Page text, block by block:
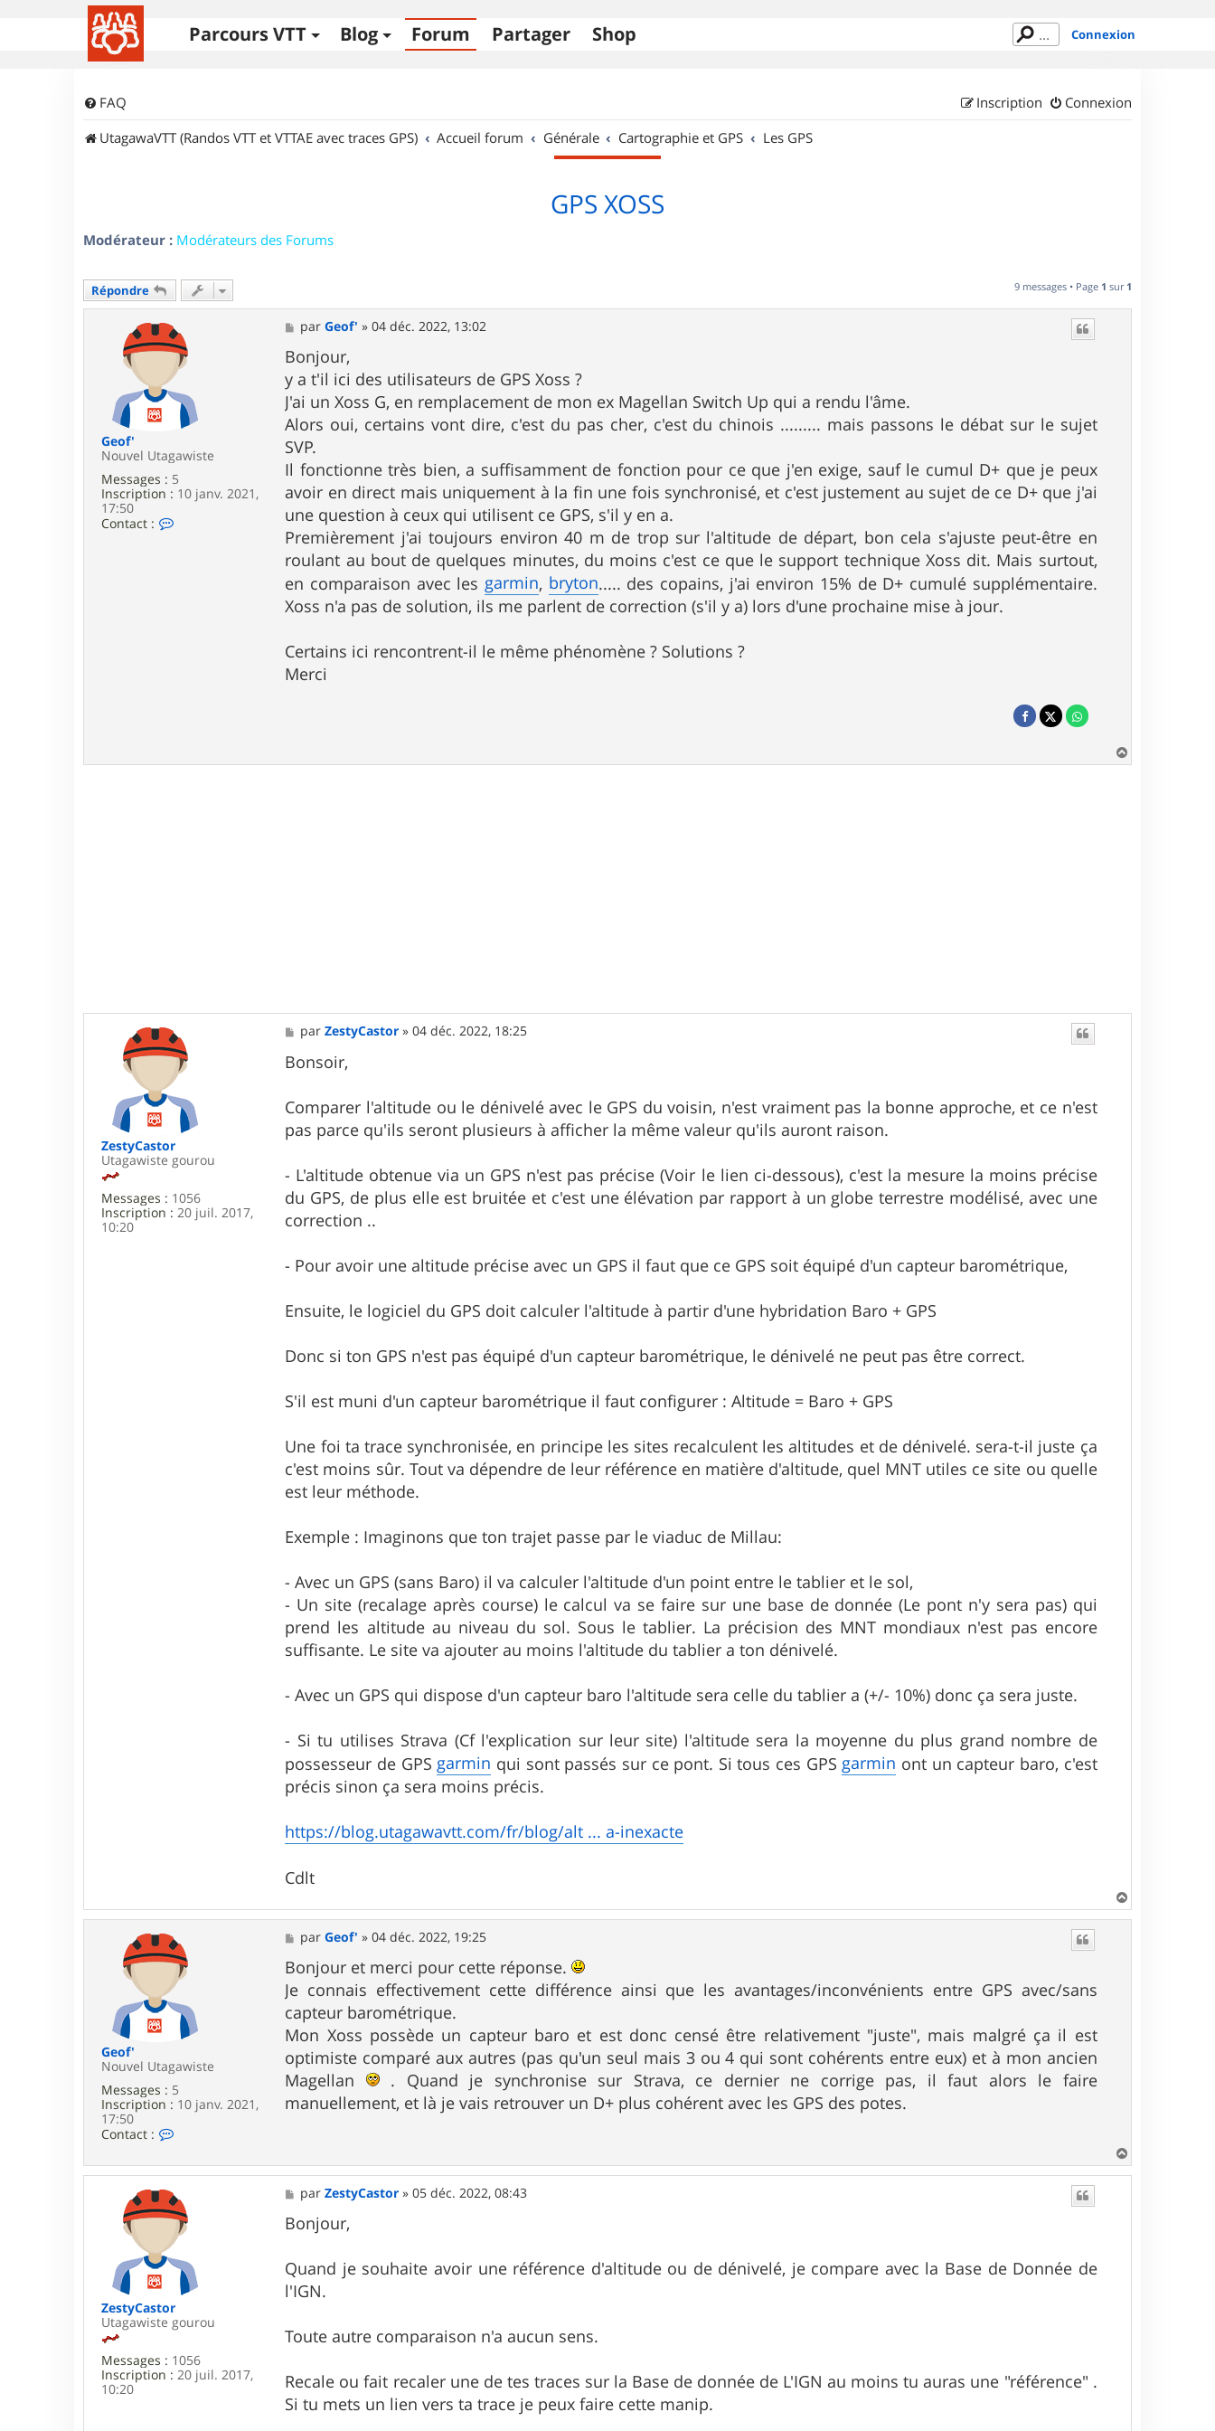
Parcours VTT Blog Forum Partager Shop Connexion
FAQ Connexion
Inscription
UtagawaVTT (Randos VTT et VTTAE avec traces GPS)
Accueil forum Générale Cartographie et GPS Les GPS
GPS XOSS
Modérateur : Modérateurs des Forums
Répondre 9 messages • Page 1 sur 1
Geof'
Nouvel Utagawiste
Messages : 5
Inscription : 10 janv. 2021,
17:50
Contact :
M
e
s
s
a
g
e
parGeof' »04 déc. 2022, 13:02
Bonjour,
y a t'il ici des utilisateurs de GPS Xoss ?
J'ai un Xoss G, en remplacement de mon ex Magellan Switch Up qui a rendu l'âme.
Alors oui, certains vont dire, c'est du pas cher, c'est du chinois ......... mais passons le débat sur le sujet
SVP.
Il fonctionne très bien, a suffisamment de fonction pour ce que j'en exige, sauf le cumul D+ que je peux
avoir en direct mais uniquement à la fin une fois synchronisé, et c'est justement au sujet de ce D+ que j'ai
une question à ceux qui utilisent ce GPS, s'il y en a.
Premièrement j'ai toujours environ 40 m de trop sur l'altitude de départ, bon cela s'ajuste peut-être en
roulant au bout de quelques minutes, du moins c'est ce que le support technique Xoss dit. Mais surtout,
en comparaison avec lesgarmin, bryton..... des copains, j'ai environ 15% de D+ cumulé supplémentaire.
Xoss n'a pas de solution, ils me parlent de correction (s'il y a) lors d'une prochaine mise à jour.
Certains ici rencontrent-il le même phénomène ? Solutions ?
Merci
a
ZestyCastor
Utagawiste gourou
Messages : 1056
Inscription : 20 juil. 2017,
10:20
M
e
s
s
g
e
parZestyCastor »04 déc. 2022, 18:25
Bonsoir,
Comparer l'altitude ou le dénivelé avec le GPS du voisin, n'est vraiment pas la bonne approche, et ce n'est
pas parce qu'ils seront plusieurs à afficher la même valeur qu'ils auront raison.
- L'altitude obtenue via un GPS n'est pas précise (Voir le lien ci-dessous), c'est la mesure la moins précise
du GPS, de plus elle est bruitée et c'est une élévation par rapport à un globe terrestre modélisé, avec une
correction ..
- Pour avoir une altitude précise avec un GPS il faut que ce GPS soit équipé d'un capteur barométrique,
Ensuite, le logiciel du GPS doit calculer l'altitude à partir d'une hybridation Baro + GPS
Donc si ton GPS n'est pas équipé d'un capteur barométrique, le dénivelé ne peut pas être correct.
S'il est muni d'un capteur barométrique il faut configurer : Altitude = Baro + GPS
Une foi ta trace synchronisée, en principe les sites recalculent les altitudes et de dénivelé. sera-t-il juste ça
c'est moins sûr. Tout va dépendre de leur référence en matière d'altitude, quel MNT utiles ce site ou quelle
est leur méthode.
Exemple : Imaginons que ton trajet passe par le viaduc de Millau:
- Avec un GPS (sans Baro) il va calculer l'altitude d'un point entre le tablier et le sol,
- Un site (recalage après course) le calcul va se faire sur une base de donnée (Le pont n'y sera pas) qui
prend les altitude au niveau du sol. Sous le tablier. La précision des MNT mondiaux n'est pas encore
suffisante. Le site va ajouter au moins l'altitude du tablier a ton dénivelé.
- Avec un GPS qui dispose d'un capteur baro l'altitude sera celle du tablier a (+/- 10%) donc ça sera juste.
- Si tu utilises Strava (Cf l'explication sur leur site) l'altitude sera la moyenne du plus grand nombre de
possesseur de GPS garmin qui sont passés sur ce pont. Si tous ces GPS garmin ont un capteur baro, c'est
précis sinon ça sera moins précis.
https://blog.utagawavtt.com/fr/blog/alt ... a-inexacte
Cdlt
a
Geof'
Nouvel Utagawiste
Messages : 5
Inscription : 10 janv. 2021,
17:50
Contact :
t
c
t
e
G
e
o
'
M
e
s
s
a
g
e
parGeof' »04 déc. 2022, 19:25
Bonjour et merci pour cette réponse.
Je connais effectivement cette différence ainsi que les avantages/inconvénients entre GPS avec/sans
capteur barométrique.
Mon Xoss possède un capteur baro et est donc censé être relativement "juste", mais malgré ça il est
optimiste comparé aux autres (pas qu'un seul mais 3 ou 4 qui sont cohérents entre eux) et à mon ancien
Magellan
. Quand je synchronise sur Strava, ce dernier ne corrige pas, il faut alors le faire
manuellement, et là je vais retrouver un D+ plus cohérent avec les GPS des potes.
a
ZestyCastor
Utagawiste gourou
Messages : 1056
Inscription : 20 juil. 2017,
10:20
M
e
s
s
g
e
parZestyCastor »05 déc. 2022, 08:43
Bonjour,
Quand je souhaite avoir une référence d'altitude ou de dénivelé, je compare avec la Base de Donnée de
l'IGN.
Toute autre comparaison n'a aucun sens.
Recale ou fait recaler une de tes traces sur la Base de donnée de L'IGN au moins tu auras une "référence" .
Si tu mets un lien vers ta trace je peux faire cette manip.